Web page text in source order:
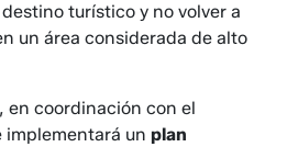
turístico y no volver a
un área considerada de alto
en coordinación con el
implementará unplan